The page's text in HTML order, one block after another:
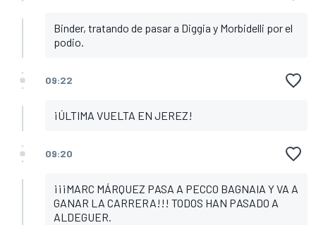
Binder, tratando de pasar a Diggia y Morbidelli por el
podio.
09:22
¡ÚLTIMA VUELTA EN JEREZ!
09:20
¡¡¡MARC MÁRQUEZ PASA A PECCO BAGNAIA Y VA A
GANAR LA CARRERA!!! TODOS HAN PASADO A
ALDEGUER.